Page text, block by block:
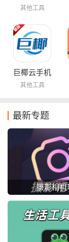
其他工具
巨椰云手机
其他工具
最新专题
摄影相机